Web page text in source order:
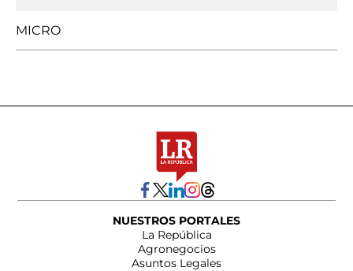
MICRO
NUESTROS PORTALES
La República
Agronegocios
Asuntos Legales